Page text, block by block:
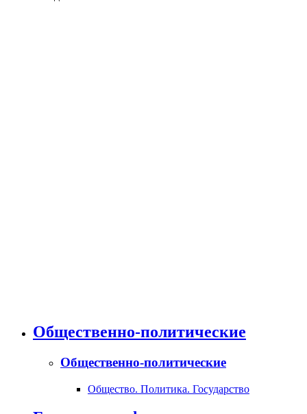
Общественно-политические
Общественно-политические
Общество. Политика. Государство